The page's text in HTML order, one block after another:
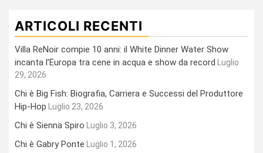
ARTICOLI RECENTI
Villa ReNoir compie 10 anni: il White Dinner Water Show
incanta l’Europa tra cene in acqua e show da record
Luglio
29, 2026
Chi è Big Fish: Biografia, Carriera e Successi del Produttore
Hip-Hop
Luglio 23, 2026
Chi è Sienna Spiro Luglio 3, 2026
Chi è Gabry Ponte Luglio 1, 2026